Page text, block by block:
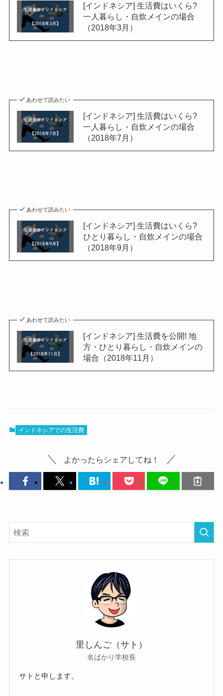
[インドネシア] 生活費はいくら?
一人暮らし・自炊メインの場合
（2018年3月）
あわせて読みたい
[インドネシア] 生活費はいくら?
一人暮らし・自炊メインの場合
（2018年7月）
あわせて読みたい
[インドネシア] 生活費はいくら?
ひとり暮らし・自炊メインの場合
（2018年9月）
あわせて読みたい
[インドネシア] 生活費を公開! 地
方・ひとり暮らし・自炊メインの
場合（2018年11月）
インドネシアでの生活費
よかったらシェアしてね！
里しんご（サト）
名ばかり学校長
サトと申します。